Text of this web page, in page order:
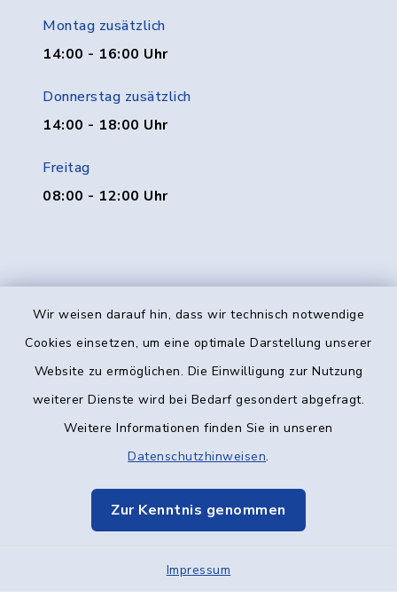
Wir weisen darauf hin, dass wir technisch notwendige
Cookies einsetzen, um eine optimale Darstellung unserer
Website zu ermöglichen. Die Einwilligung zur Nutzung
weiterer Dienste wird bei Bedarf gesondert abgefragt.
Weitere Informationen finden Sie in unseren
Datenschutzhinweisen.
Zur Kenntnis genommen
Impressum
Montag zusätzlich
14:00 - 16:00 Uhr
Donnerstag zusätzlich
14:00 - 18:00 Uhr
Freitag
08:00 - 12:00 Uhr
Kontakt
Datenschutz
Elektronische Kommunikation
Sitemap